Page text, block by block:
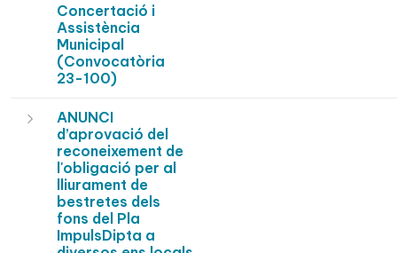
Concertació i
Assistència
Municipal
(Convocatòria
23-100)
ANUNCI
d’aprovació del
reconeixement de
l'obligació per al
lliurament de
bestretes dels
fons del Pla
ImpulsDipta a